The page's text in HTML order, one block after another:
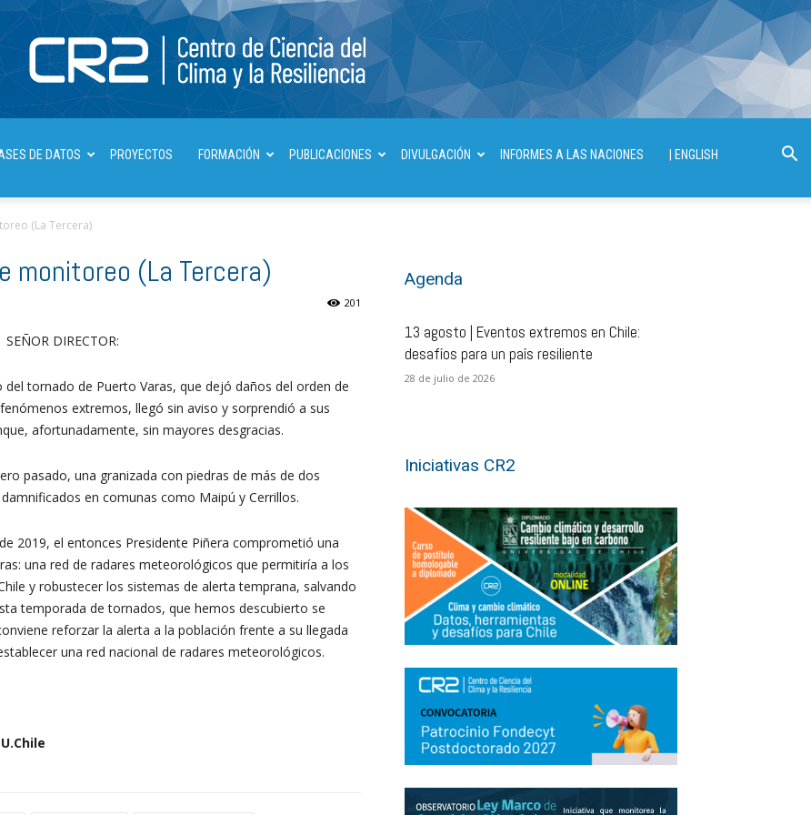
Centro
de
Ciencia
Clima
DE DATOS PROYECTOS FORMACIÓN PUBLICACIONES DIVULGACIÓN INFORMES A LAS NACIONES | ENGLISH
(La Tercera)
monitoreo (La Tercera)
201
SEÑOR DIRECTOR:
tornado de Puerto Varas, que dejó daños del orden de
extremos, llegó sin aviso y sorprendió a sus
afortunadamente, sin mayores desgracias.
pasado, una granizada con piedras de más de dos
en comunas como Maipú y Cerrillos.
2019, el entonces Presidente Piñera comprometió una
una red de radares meteorológicos que permitiría a los
y robustecer los sistemas de alerta temprana, salvando
temporada de tornados, que hemos descubierto se
reforzar la alerta a la población frente a su llegada
una red nacional de radares meteorológicos.
Agenda
13 agosto | Eventos extremos en Chile:
desafíos para un país resiliente
28 de julio de 2026
Iniciativas CR2